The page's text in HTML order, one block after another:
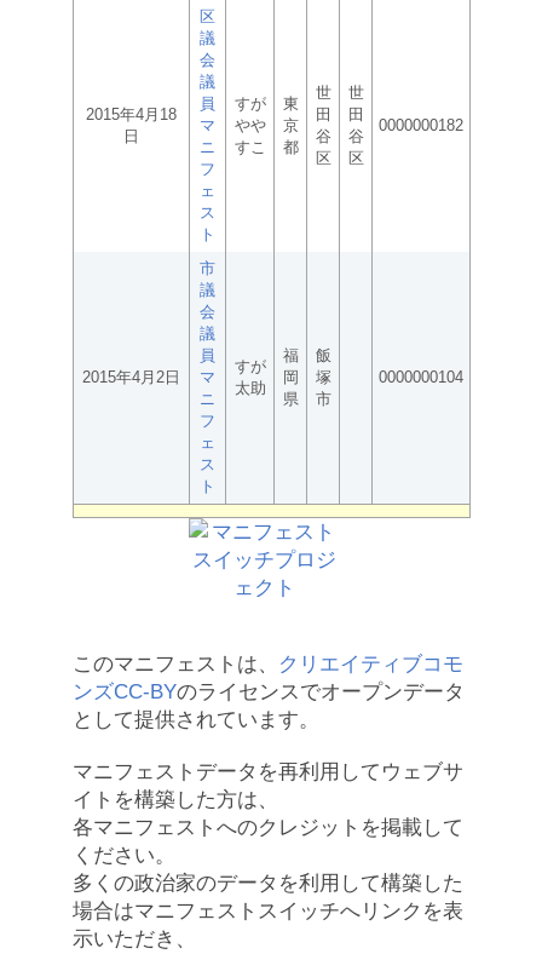
2015年4月18
日
区
議
会
議
員
マ
ニ
フ
ェ
ス
ト
すが
やや
すこ
東
京
都
世
田
谷
区
世
田
谷
区
0000000182
2015年4月2日
市
議
会
議
員
マ
ニ
フ
ェ
ス
ト
すが
太助
福
岡
県
飯
塚
市
0000000104
このマニフェストは、
クリエイティブコモ
ンズCC-BYのライセンスでオープンデータ
として提供されています。
マニフェストデータを再利用してウェブサ
イトを構築した方は、
各マニフェストへのクレジットを掲載して
ください。
多くの政治家のデータを利用して構築した
場合はマニフェストスイッチへリンクを表
示いただき、